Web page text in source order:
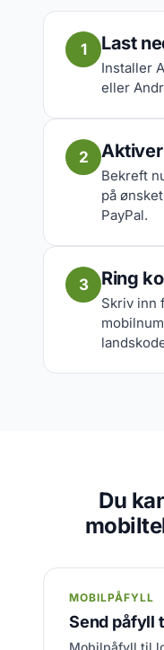
1 Last
Installer
eller
2
Bekreft
på
PayPal.
3 Ring
Skriv inn
Du
MOBILPÅFYLL
Send påfyll
Mobilpåfyll til